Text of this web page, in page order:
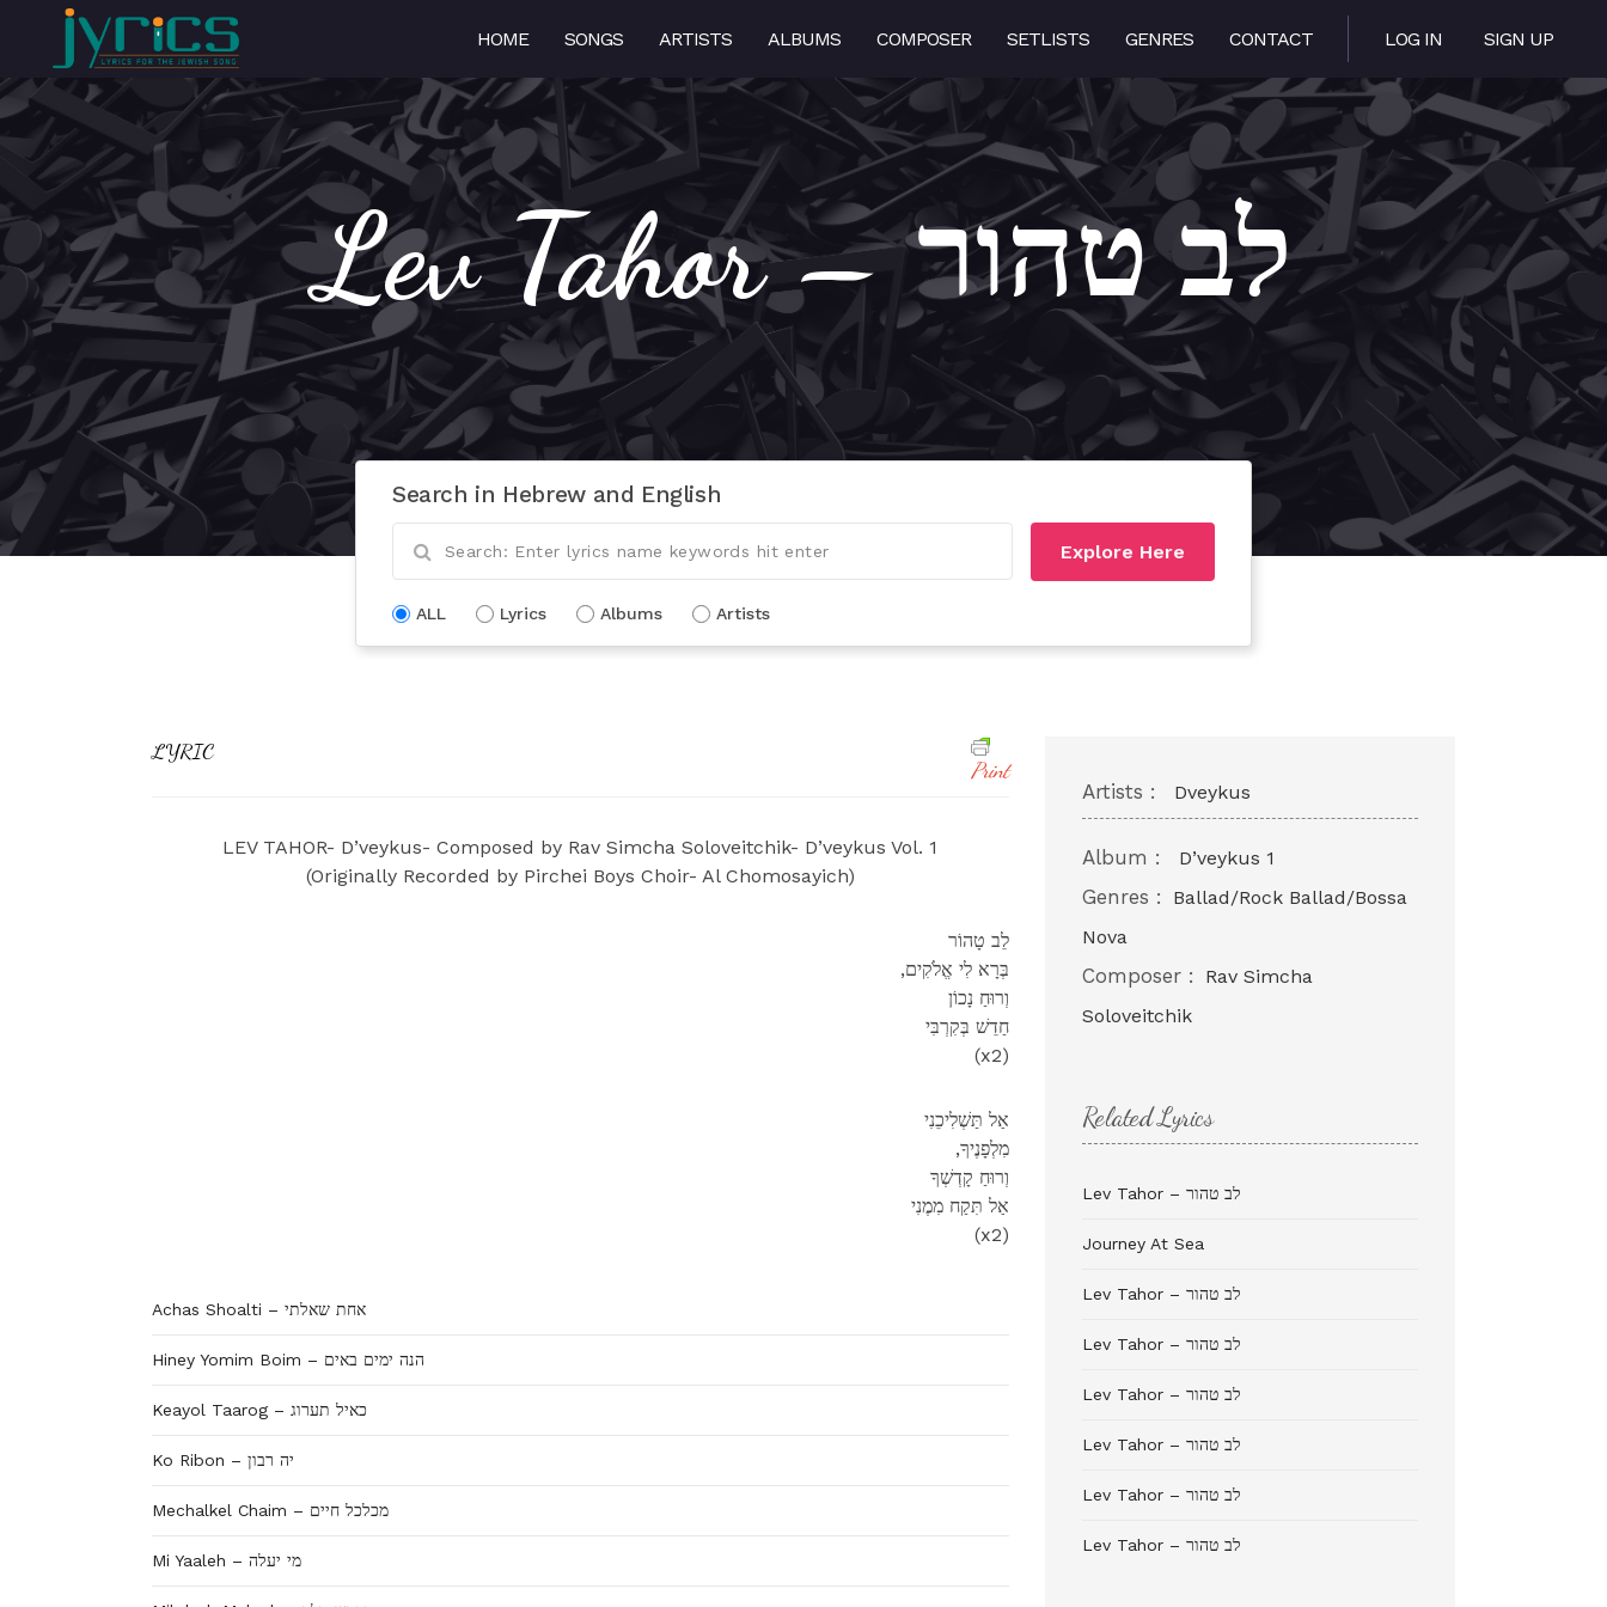
HOME SONGS ARTISTS ALBUMS COMPOSER SETLISTS GENRES CONTACT LOG IN SIGN UP
Lev Tahor – לב טהור
Search in Hebrew and English
Explore Here
ALL Lyrics Albums Artists
LYRIC
Print
LEV TAHOR- D’veykus- Composed by Rav Simcha Soloveitchik- D’veykus Vol. 1
(Originally Recorded by Pirchei Boys Choir- Al Chomosayich)
לֵב טָהוֹר
,בְּרָא לִי אֱלֹקִים
וְרוּחַ נָכוֹן
חַדֵשׁ בְּקִרְבִּי
(x2)
אַל תַּשְׁלִיכֵנִי
,מִלְפָנֶיךָ
וְרוּחַ קָדְשְׁךָ
אַל תִּקַח מִמֶנִי
(x2)
Achas Shoalti – אחת שאלתי
Hiney Yomim Boim – הנה ימים באים
Keayol Taarog – כאיל תערוג
Ko Ribon – יה רבון
Mechalkel Chaim – מכלכל חיים
Mi Yaaleh – מי יעלה
Artists : Dveykus
Album : D’veykus 1
Genres :
Ballad/Rock Ballad/Bossa
Nova
Composer :
Rav Simcha
Soloveitchik
Related Lyrics
Lev Tahor – לב טהור
Journey At Sea
Lev Tahor – לב טהור
Lev Tahor – לב טהור
Lev Tahor – לב טהור
Lev Tahor – לב טהור
Lev Tahor – לב טהור
Lev Tahor – לב טהור